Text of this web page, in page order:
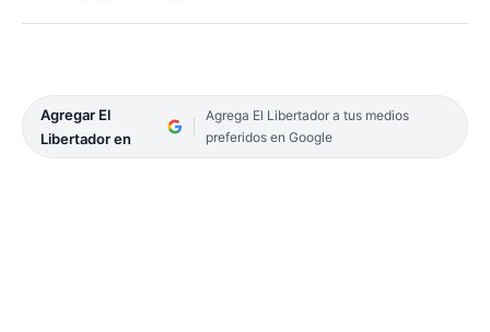
Agregar El
Libertador en
Agrega El Libertador a tus medios
preferidos en Google